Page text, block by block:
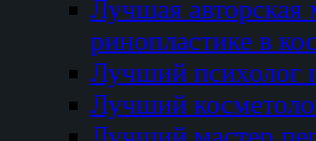
Лучшая авторская
ринопластике в
Лучший психолог
Лучший